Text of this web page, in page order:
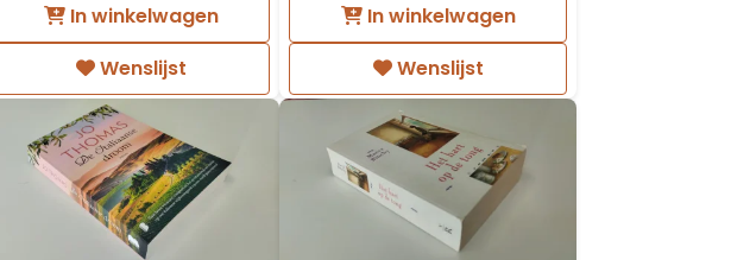
In winkelwagen
Wenslijst
In winkelwagen
Wenslijst